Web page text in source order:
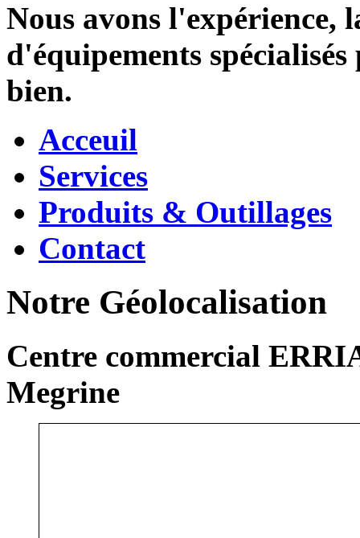
Nous avons l'expérience,
d'équipements
bien.
Acceuil
Services
Produits & Outillages
Contact
Notre Géolocalisation
Centre commercial
Megrine